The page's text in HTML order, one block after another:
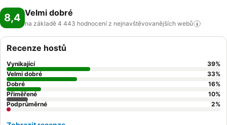
8,4 Velmi dobré
na základě 4 443 hodnocení z nejnavštěvovanějších webů
Recenze hostů
Vynikající 39%
Velmi dobré
33%
Dobré
16%
Přiměřené
10%
Podprůměrné
2%